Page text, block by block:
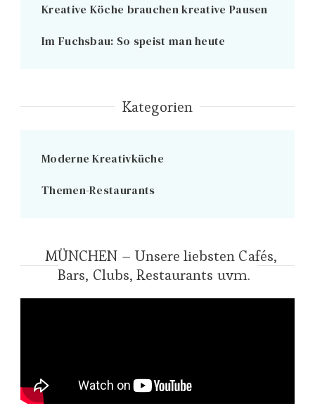
Kreative Köche brauchen kreative Pausen
Im Fuchsbau: So speist man heute
Kategorien
Moderne Kreativküche
Themen-Restaurants
MÜNCHEN – Unsere liebsten Cafés,
Bars, Clubs, Restaurants uvm.